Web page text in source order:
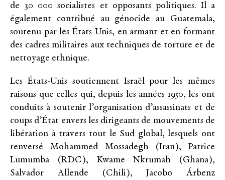
de 30 000 socialistes et opposants politiques. Il a
également contribué au génocide au Guatemala,
soutenu par les États-Unis, en armant et en formant
des cadres militaires aux techniques de torture et de
nettoyage ethnique.
Les États-Unis soutiennent Israël pour les mêmes
raisons que celles qui, depuis les années 1950, les ont
conduits à soutenir l’organisation d’assassinats et de
coups d’État envers les dirigeants de mouvements de
libération à travers tout le Sud global, lesquels ont
renversé Mohammed Mossadegh (Iran), Patrice
Lumumba (RDC), Kwame Nkrumah (Ghana),
Salvador Allende (Chili), Jacobo Árbenz